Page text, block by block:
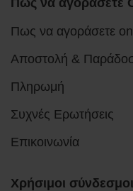
Πως να αγοράσετε
Πως να αγοράσετε
Αποστολή &
Πληρωμή
Συχνές Ερωτήσεις
Επικοινωνία
Χρήσιμοι σύνδεσμοι